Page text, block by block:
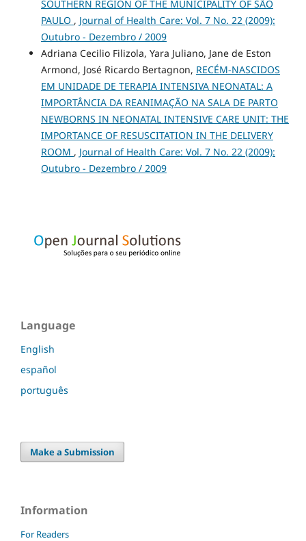
SOUTHERN REGION OF THE MUNICIPALITY OF SÃO
PAULO , Journal of Health Care: Vol. 7 No. 22 (2009):
Outubro - Dezembro / 2009
Adriana Cecilio Filizola, Yara Juliano, Jane de Eston
Armond, José Ricardo Bertagnon, RECÉM-NASCIDOS
EM UNIDADE DE TERAPIA INTENSIVA NEONATAL: A
IMPORTÂNCIA DA REANIMAÇÃO NA SALA DE PARTO
NEWBORNS IN NEONATAL INTENSIVE CARE UNIT: THE
IMPORTANCE OF RESUSCITATION IN THE DELIVERY
ROOM , Journal of Health Care: Vol. 7 No. 22 (2009):
Outubro - Dezembro / 2009
Language
English
español
português
Make a Submission
Information
For Readers